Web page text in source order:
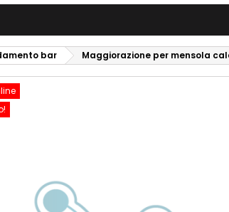
bar Maggiorazione per mensola